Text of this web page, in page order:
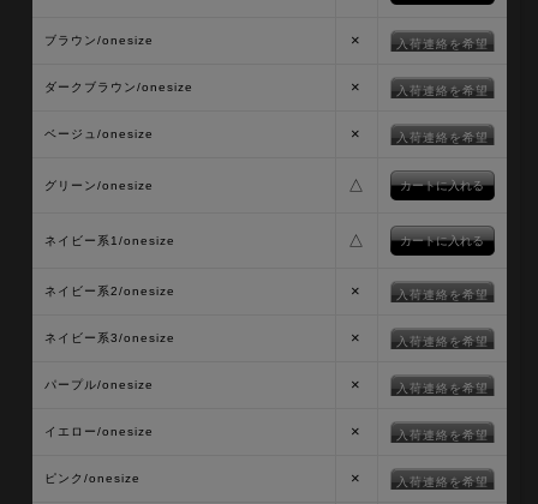
ブラウン/onesize × 入荷連絡を希望
ダークブラウン/onesize × 入荷連絡を希望
ベージュ/onesize × 入荷連絡を希望
グリーン/onesize △
ネイビー系1/onesize △
ネイビー系2/onesize × 入荷連絡を希望
ネイビー系3/onesize × 入荷連絡を希望
パープル/onesize × 入荷連絡を希望
イエロー/onesize × 入荷連絡を希望
ピンク/onesize × 入荷連絡を希望